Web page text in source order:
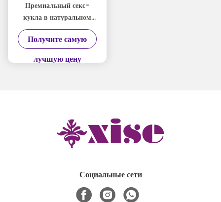
Премиальный секс-
кукла в натуральном
размере с реалистичным
вагинальным туннелем
Получите самую
лучшую цену
Социальные сети